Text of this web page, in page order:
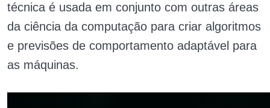
técnica é usada em conjunto com outras áreas
da ciência da computação para criar algoritmos
e previsões de comportamento adaptável para
as máquinas.